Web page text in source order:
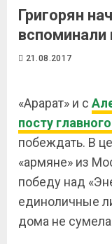
Григорян
вспоминали
21.08.2017
«Арарат» и с
посту
побеждать. В
«армяне» из
победу над
единоличные
дома не сумела